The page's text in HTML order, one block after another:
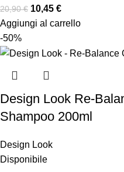
20,90€ 10,45 €
Aggiungi al carrello
-50%
Design Look Re-
Shampoo 200ml
Design Look
Disponibile